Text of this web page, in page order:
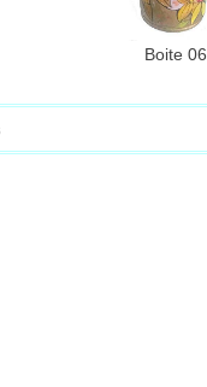
Boite 06